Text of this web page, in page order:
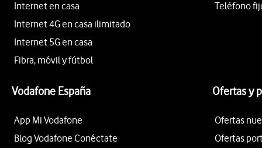
Internet en casa
Internet 4G en casa ilimitado
Internet 5G en casa
Fibra, móvil y fútbol
Teléfono
Vodafone España
App Mi Vodafone
Blog Vodafone Conéctate
Ofertas y
Ofertas
Ofertas